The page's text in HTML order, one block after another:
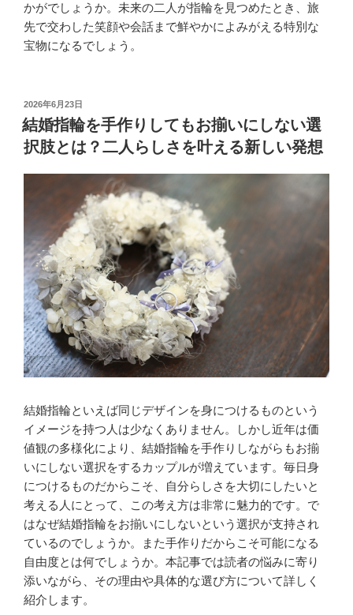
かがでしょうか。未来の二人が指輪を見つめたとき、旅
先で交わした笑顔や会話まで鮮やかによみがえる特別な
宝物になるでしょう。
投
稿
日:
2026年6月23日
結婚指輪を手作りしてもお揃いにしない選
択肢とは？二人らしさを叶える新しい発想
結婚指輪といえば同じデザインを身につけるものという
イメージを持つ人は少なくありません。しかし近年は価
値観の多様化により、結婚指輪を手作りしながらもお揃
いにしない選択をするカップルが増えています。毎日身
につけるものだからこそ、自分らしさを大切にしたいと
考える人にとって、この考え方は非常に魅力的です。で
はなぜ結婚指輪をお揃いにしないという選択が支持され
ているのでしょうか。また手作りだからこそ可能になる
自由度とは何でしょうか。本記事では読者の悩みに寄り
添いながら、その理由や具体的な選び方について詳しく
紹介します。